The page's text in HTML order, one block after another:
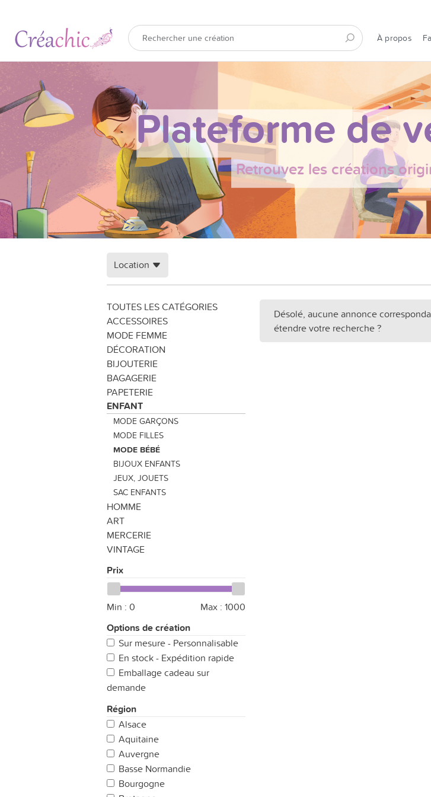
À propos
Plateforme de
Retrouvez les créations
Location
TOUTES LES CATÉGORIES
ACCESSOIRES
MODE FEMME
DÉCORATION
BIJOUTERIE
BAGAGERIE
PAPETERIE
ENFANT
MODE GARÇONS
MODE FILLES
MODE BÉBÉ
BIJOUX ENFANTS
JEUX, JOUETS
SAC ENFANTS
HOMME
ART
MERCERIE
VINTAGE
Prix
Min : 0 Max : 1000
Options de création
Sur mesure - Personnalisable
En stock - Expédition rapide
Emballage cadeau sur
demande
Région
Alsace
Aquitaine
Auvergne
Basse Normandie
Bourgogne
Désolé, aucune annonce
étendre votre recherche ?